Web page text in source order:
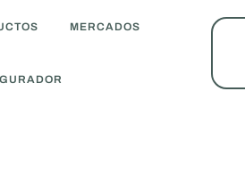
MERCADOS